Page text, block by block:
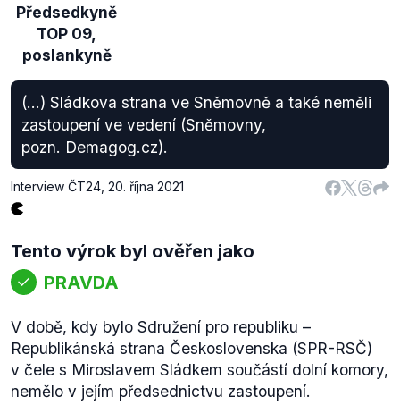
Předsedkyně
TOP 09,
poslankyně
(...) Sládkova strana ve Sněmovně a také neměli
zastoupení ve vedení (Sněmovny,
pozn. Demagog.cz).
Interview ČT24 20. října 2021
Tento výrok byl ověřen jako
PRAVDA
V době, kdy bylo Sdružení pro republiku –
Republikánská strana Československa (SPR-RSČ)
v čele s Miroslavem Sládkem součástí dolní komory,
nemělo v jejím předsednictvu zastoupení.